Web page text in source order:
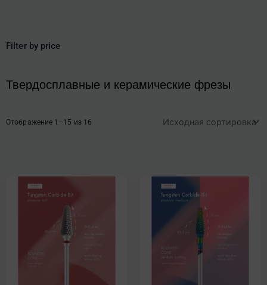
Filter by price
Твердосплавные и керамические фрезы
Отображение 1–15 из 16